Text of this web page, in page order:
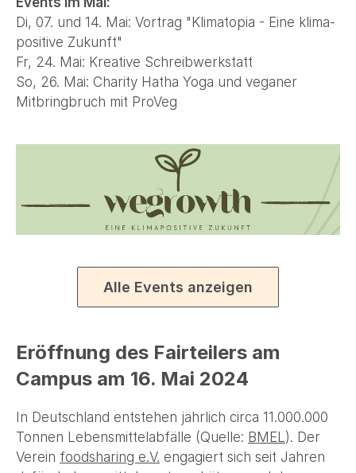
Di, 07. und 14. Mai: Vortrag "Klimatopia - Eine klima-
positive Zukunft"
Fr, 24. Mai: Kreative Schreibwerkstatt
So, 26. Mai: Charity Hatha Yoga und veganer
Mitbringbruch mit ProVeg
Alle Events anzeigen
Eröffnung des Fairteilers am
Campus am 16. Mai 2024
In Deutschland entstehen jährlich circa 11.000.000
Tonnen Lebensmittelabfälle (Quelle: BMEL). Der
Verein foodsharing e.V. engagiert sich seit Jahren